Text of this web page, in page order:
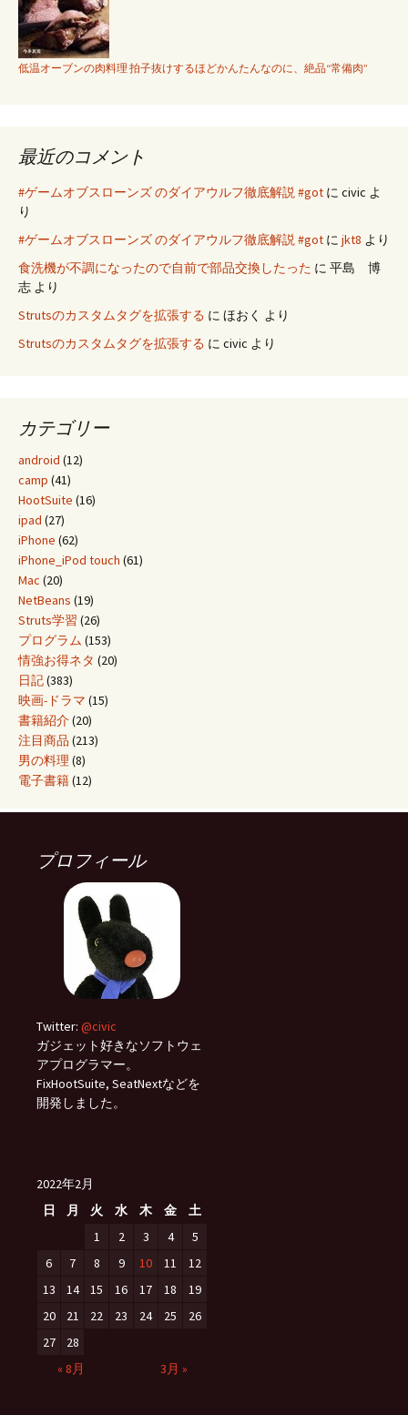
低温オーブンの肉料理 拍子抜けするほどかんたんなのに、絶品“常備肉”
最近のコメント
#ゲームオブスローンズ のダイアウルフ徹底解説 #got に civic よ
り
#ゲームオブスローンズ のダイアウルフ徹底解説 #got に jkt8 より
食洗機が不調になったので自前で部品交換したった に 平島 博
志 より
Strutsのカスタムタグを拡張する に ほおく より
Strutsのカスタムタグを拡張する に civic より
カテゴリー
android (12)
camp (41)
HootSuite (16)
ipad (27)
iPhone (62)
iPhone_iPod touch (61)
Mac (20)
NetBeans (19)
Struts学習 (26)
プログラム (153)
情強お得ネタ (20)
日記(383)
映画-ドラマ (15)
書籍紹介(20)
注目商品 (213)
男の料理 (8)
電子書籍(12)
プロフィール
Twitter: @civic
ガジェット好きなソフトウェ
アプログラマー。
FixHootSuite, SeatNextなどを
開発しました。
2022年2月
日
月 火 水 木 金
土
1
2 3 4
5
6
7 8 9 10 11
12
13
14 15 16 17 18
19
20
21 22 23 24 25
26
27
28
« 8月
3月 »